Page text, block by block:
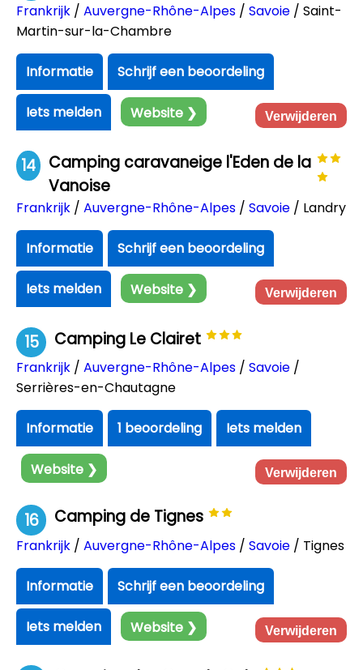
Frankrijk / Auvergne-Rhône-Alpes / Savoie / Saint-
Martin-sur-la-Chambre
Informatie Schrijf een beoordeling
Iets melden Website ❯ Verwijderen
14
Camping caravaneige l'Eden de la
Vanoise
Frankrijk / Auvergne-Rhône-Alpes / Savoie / Landry
Informatie Schrijf een beoordeling
Iets melden Website ❯ Verwijderen
15 Camping Le Clairet
Frankrijk / Auvergne-Rhône-Alpes / Savoie /
Serrières-en-Chautagne
Informatie 1 beoordeling Iets melden
Website ❯ Verwijderen
16 Camping de Tignes
Frankrijk / Auvergne-Rhône-Alpes / Savoie / Tignes
Informatie Schrijf een beoordeling
Iets melden Website ❯ Verwijderen